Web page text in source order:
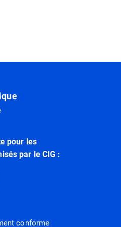
pour les
par le CIG :
conforme